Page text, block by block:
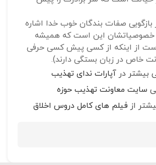
بازگویی صفات بندگان خوب خدا اشاره
خصوصیاتشان این است که همیشه
از اینکه از کسی پیش کسی حرفی
خاص در زبان بستگی دارند).
بیشتر در آپارات ندای تهذیب
سایت معاونت تهذیب حوزه
از فیلم های کامل دروس اخلاق